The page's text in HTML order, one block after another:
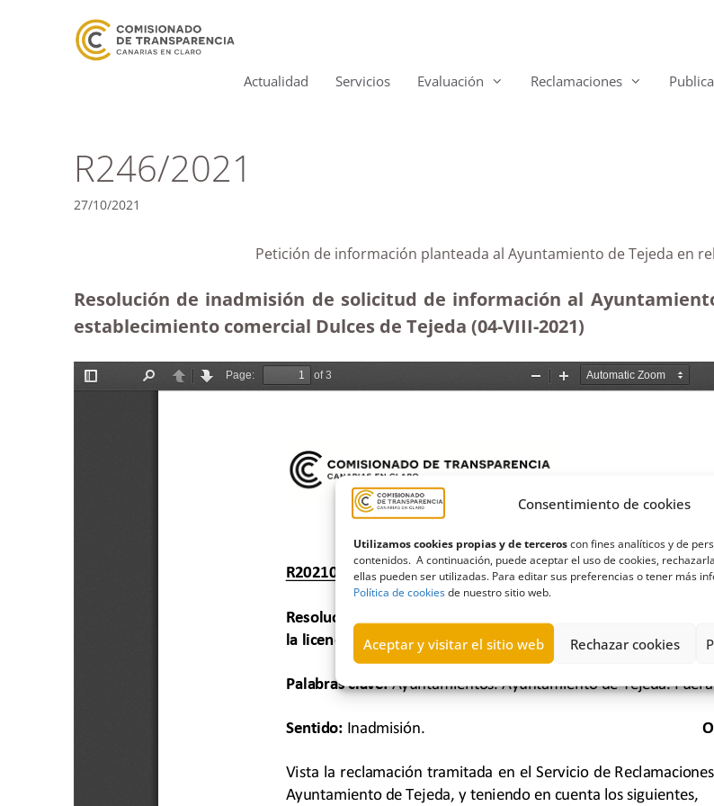
Consentimiento de cookies
Utilizamos cookies propias y de terceroscon fines analíticos y de
contenidos. A continuación, puede aceptar el uso de cookies,
ellas pueden ser utilizadas. Para editar sus preferencias o tener más
Política de cookiesde nuestro sitio web.
Aceptar y visitar el sitio web Rechazar cookies
Actualidad Servicios Evaluación Reclamaciones
R246/2021
27/10/2021
Petición de información planteada al Ayuntamiento de Tejeda en
Resolución de inadmisión de solicitud de información al
establecimiento comercial Dulces de Tejeda (04-VIII-2021)